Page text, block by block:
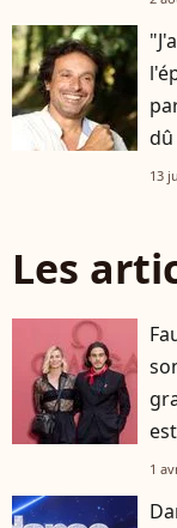
dû
13
Les
1